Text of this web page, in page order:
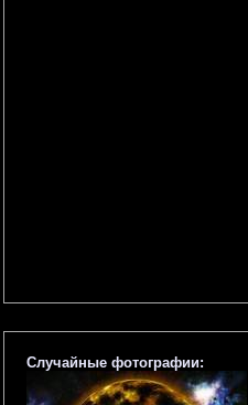
Случайные фотографии: